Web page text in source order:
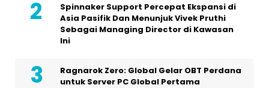
Spinnaker Support Percepat Ekspansi di
Asia Pasifik Dan Menunjuk Vivek Pruthi
Sebagai Managing Director di Kawasan
Ini
Ragnarok Zero: Global Gelar OBT Perdana
untuk Server PC Global Pertama